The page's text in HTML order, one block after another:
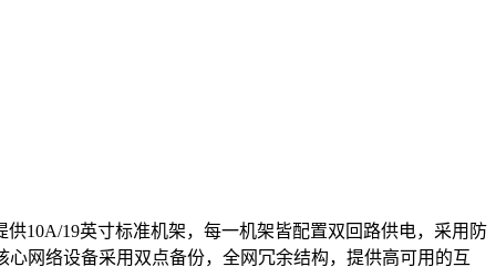
10A/19英寸标准机架，每一机架皆配置双回路供电，采用防
网络设备采用双点备份，全网冗余结构，提供高可用的互